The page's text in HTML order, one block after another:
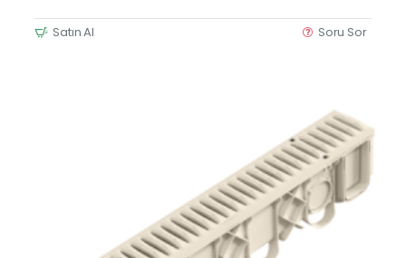
Satın Al Soru Sor